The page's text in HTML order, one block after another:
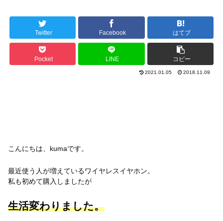
Twitter Facebook はてブ
Pocket LINE コピー
2021.01.05 2018.11.09
こんにちは、kumaです。
最近使う人が増えているワイヤレスイヤホン。
私も初めて購入しましたが
生活変わりました。